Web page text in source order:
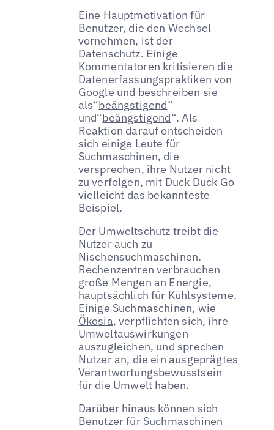
Eine Hauptmotivation für
Benutzer, die den Wechsel
vornehmen, ist der
Datenschutz. Einige
Kommentatoren kritisieren die
Datenerfassungspraktiken von
Google und beschreiben sie
als“beängstigend“
und“beängstigend“. Als
Reaktion darauf entscheiden
sich einige Leute für
Suchmaschinen, die
versprechen, ihre Nutzer nicht
zu verfolgen, mit Duck Duck Go
vielleicht das bekannteste
Beispiel.
Der Umweltschutz treibt die
Nutzer auch zu
Nischensuchmaschinen.
Rechenzentren verbrauchen
große Mengen an Energie,
hauptsächlich für Kühlsysteme.
Einige Suchmaschinen, wie
Ökosia, verpflichten sich, ihre
Umweltauswirkungen
auszugleichen, und sprechen
Nutzer an, die ein ausgeprägtes
Verantwortungsbewusstsein
für die Umwelt haben.
Darüber hinaus können sich
Benutzer für Suchmaschinen